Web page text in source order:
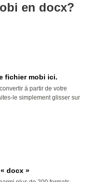
en docx?
fichier mobi ici.
à partir de votre
le simplement glisser sur
docx »